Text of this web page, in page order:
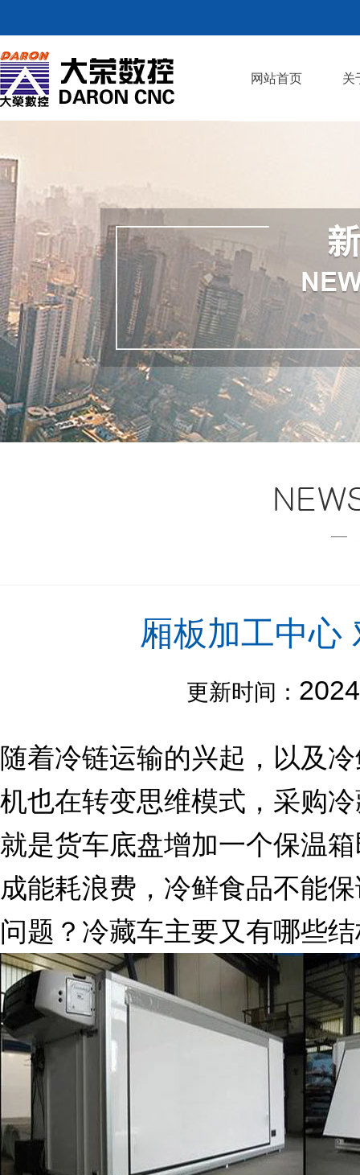
网站首页 关
厢板加工中心
更新时间：
随着冷链运输的兴起，以及
机也在转变思维模式，采购
就是货车底盘增加一个保温
成能耗浪费，冷鲜食品不能
问题？冷藏车主要又有哪些